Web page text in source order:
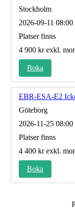
Stockholm
2026-09-11 08:00
Platser finns
4 900 kr exkl.
Boka
EBR-ESA-E2
Göteborg
2026-11-25 08:00
Platser finns
4 400 kr exkl.
Boka